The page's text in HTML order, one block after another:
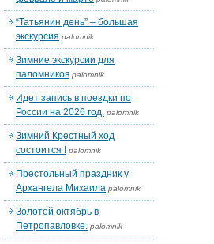
“Татьянин день” – большая
экскурсия palomnik
Зимние экскурсии для
паломников palomnik
Идет запись в поездки по
России на 2026 год. palomnik
Зимний Крестный ход
состоится ! palomnik
Престольный праздник у
Архангела Михаила palomnik
Золотой октябрь в
Петропавловке. palomnik